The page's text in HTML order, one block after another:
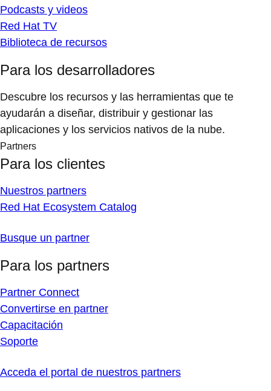
Podcasts y videos
Red Hat TV
Biblioteca de recursos
Para los desarrolladores
Descubre los recursos y las herramientas que te
ayudarán a diseñar, distribuir y gestionar las
aplicaciones y los servicios nativos de la nube.
Partners
Para los clientes
Nuestros partners
Red Hat Ecosystem Catalog
Busque un partner
Para los partners
Partner Connect
Convertirse en partner
Capacitación
Soporte
Acceda el portal de nuestros partners